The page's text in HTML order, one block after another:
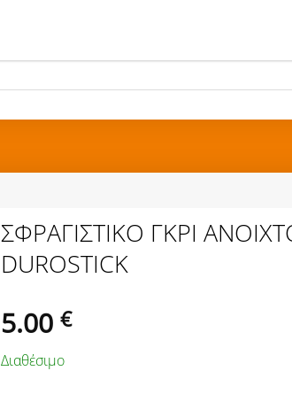
ΣΦΡΑΓΙΣΤΙΚΟ ΓΚΡΙ
DUROSTICK
5.00 €
Διαθέσιμο